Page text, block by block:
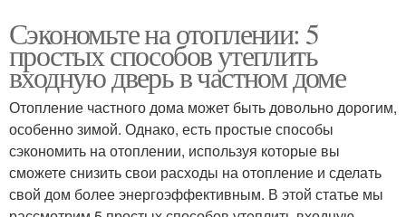
Сэкономьте на отоплении: 5
простых способов утеплить
входную дверь в частном доме
Отопление частного дома может быть довольно дорогим,
особенно зимой. Однако, есть простые способы
сэкономить на отоплении, используя которые вы
сможете снизить свои расходы на отопление и сделать
свой дом более энергоэффективным. В этой статье мы